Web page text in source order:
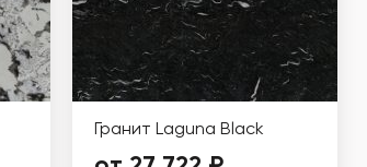
Гранит Laguna Black